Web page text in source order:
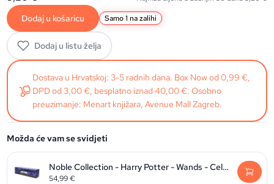
Dodaj u košaricu Samo 1 na zalihi
Dodaj u listu želja
Dostava u Hrvatskoj: 3-5 radnih dana. Box Now od 0,99 €,
DPD od 3,00 €, besplatno iznad 40,00 €. Osobno
preuzimanje: Menart knjižara, Avenue Mall Zagreb.
Možda će vam se svidjeti
Noble Collection - Harry Potter - Wands - Celebration Wand
54,99€